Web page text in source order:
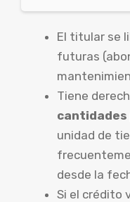
El titular se
futuras
Tiene
cantidades
unidad de
desde la
Si el crédito